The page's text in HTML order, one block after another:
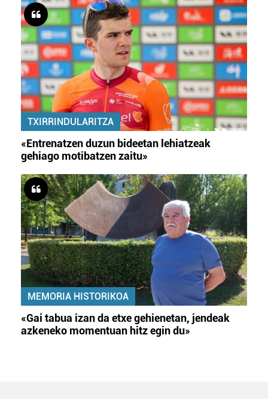
TXIRRINDULARITZA
«Entrenatzen duzun bideetan lehiatzeak
gehiago motibatzen zaitu»
MEMORIA HISTORIKOA
«Gai tabua izan da etxe gehienetan, jendeak
azkeneko momentuan hitz egin du»